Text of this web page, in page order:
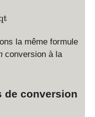
Q = 8 \text
la même formule
conversion à la
de conversion